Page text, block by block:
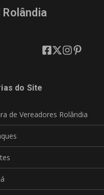
do Site
de Vereadores Rolândia